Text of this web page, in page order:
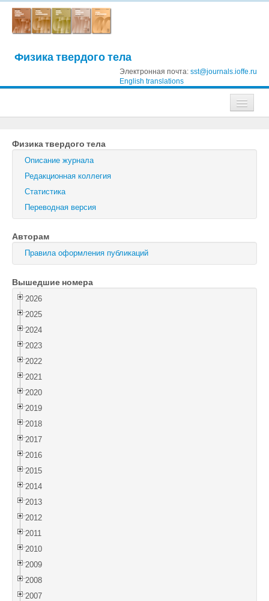
Физика твердого тела
Электронная почта: sst@journals.ioffe.ru
English translations
Журнал технической физики
Письма в Журнал технической физики
Физика твердого тела
Физика и техника полупроводников
Оптика и спектроскопия
Поиск
Войти
Физика твердого тела
Описание журнала
Редакционная коллегия
Статистика
Переводная версия
Авторам
Правила оформления публикаций
Вышедшие номера
2026
2025
2024
2023
2022
2021
2020
2019
2018
2017
2016
2015
2014
2013
2012
2011
2010
2009
2008
2007